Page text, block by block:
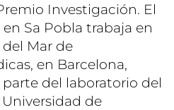
Investigación. El
Sa Pobla trabaja en
Mar de
en Barcelona,
parte del laboratorio del
de